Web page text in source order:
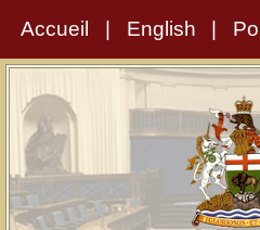
Accueil English